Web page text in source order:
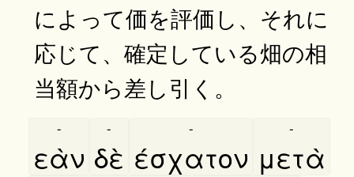
によって価を評価し、それに
応じて、確定している畑の相
当額から差し引く。
εὰν
-
δὲ
-
έσχατον
-
μετὰ
-